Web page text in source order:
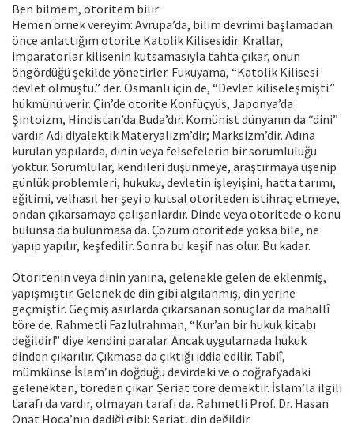
Ben bilmem, otoritem bilir
Hemen örnek vereyim: Avrupa’da, bilim devrimi başlamadan
önce anlattığım otorite Katolik Kilisesidir. Krallar,
imparatorlar kilisenin kutsamasıyla tahta çıkar, onun
öngördüğü şekilde yönetirler. Fukuyama, “Katolik Kilisesi
devlet olmuştu.” der. Osmanlı için de, “Devlet kiliseleşmişti.”
hükmünü verir. Çin’de otorite Konfüçyüs, Japonya’da
Şintoizm, Hindistan’da Buda’dır. Komünist dünyanın da “dini”
vardır. Adı diyalektik Materyalizm’dir; Marksizm’dir. Adına
kurulan yapılarda, dinin veya felsefelerin bir sorumluluğu
yoktur. Sorumlular, kendileri düşünmeye, araştırmaya üşenip
günlük problemleri, hukuku, devletin işleyişini, hatta tarımı,
eğitimi, velhasıl her şeyi o kutsal otoriteden istihraç etmeye,
ondan çıkarsamaya çalışanlardır. Dinde veya otoritede o konu
bulunsa da bulunmasa da. Çözüm otoritede yoksa bile, ne
yapıp yapılır, keşfedilir. Sonra bu keşif nas olur. Bu kadar.
Otoritenin veya dinin yanına, gelenekle gelen de eklenmiş,
yapışmıştır. Gelenek de din gibi algılanmış, din yerine
geçmiştir. Geçmiş asırlarda çıkarsanan sonuçlar da mahallî
töre de. Rahmetli Fazlulrahman, “Kur’an bir hukuk kitabı
değildir!” diye kendini paralar. Ancak uygulamada hukuk
dinden çıkarılır. Çıkmasa da çıktığı iddia edilir. Tabiî,
mümkünse İslam’ın doğduğu devirdeki ve o coğrafyadaki
gelenekten, töreden çıkar. Şeriat töre demektir. İslam’la ilgili
tarafı da vardır, olmayan tarafı da. Rahmetli Prof. Dr. Hasan
Onat Hoca’nın dediği gibi: Şeriat, din değildir.